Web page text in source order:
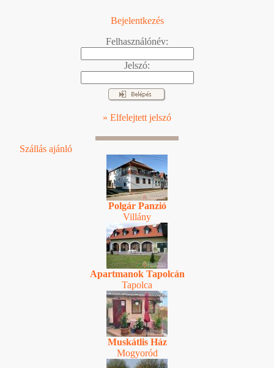
Bejelentkezés
Felhasználónév:
Jelszó:
» Elfelejtett jelszó
Szállás ajánló
Polgár Panzió
Villány
Apartmanok Tapolcán
Tapolca
Muskátlis Ház
Mogyoród